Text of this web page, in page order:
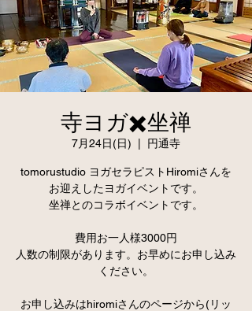
寺ヨガ✖️坐禅
7月24日(日) 円通寺
tomorustudio ヨガセラピストHiromiさんを
お迎えしたヨガイベントです。
坐禅とのコラボイベントです。
費用お一人様3000円
人数の制限があります。お早めにお申し込み
ください。
お申し込みはhiromiさんのページから(リッ